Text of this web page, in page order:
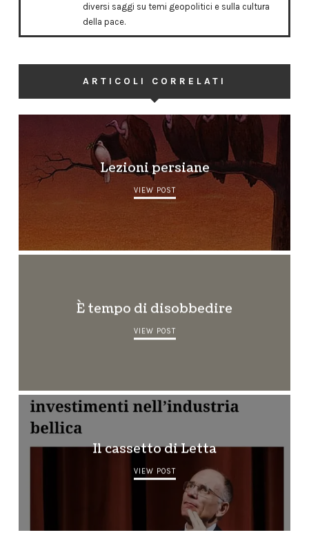
diversi saggi su temi geopolitici e sulla cultura
della pace.
ARTICOLI CORRELATI
Lezioni persiane
VIEW POST
È tempo di disobbedire
VIEW POST
Il cassetto di Letta
VIEW POST